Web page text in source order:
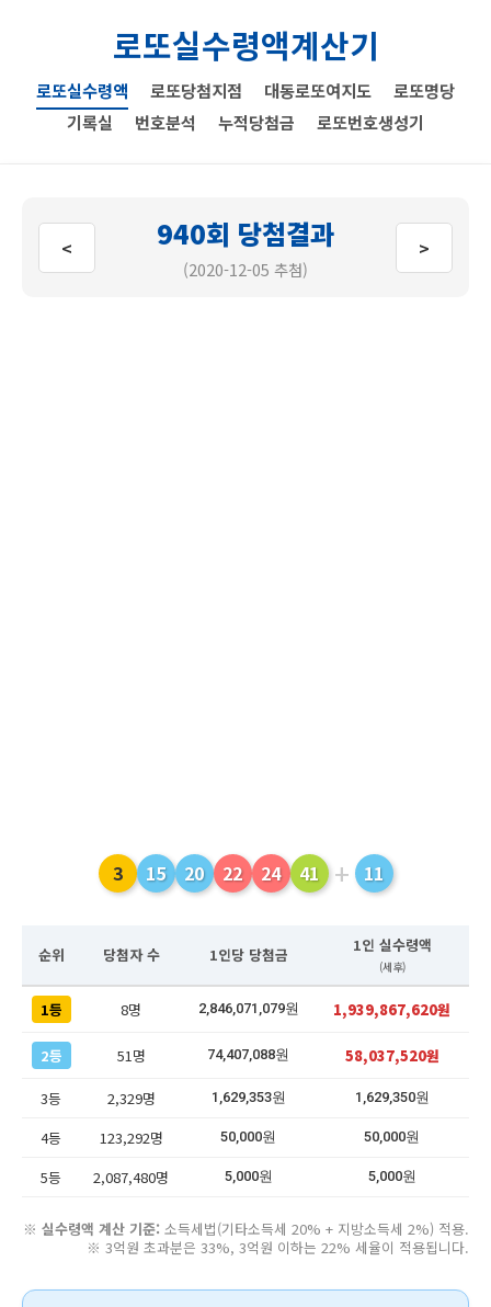
로또실수령액계산기
로또실수령액 로또당첨지점 대동로또여지도
로또명당
기록실
번호분석 누적당첨금 로또번호생성기
< 940회 당첨결과
(2020-12-05 추첨)
>
3 15 20 22 24 41 + 11
순위 당첨자 수 1인당 당첨금 1인 실수령액
(세후)
1등 8명 2,846,071,079원 1,939,867,620원
2등 51명 74,407,088원 58,037,520원
3등 2,329명 1,629,353원 1,629,350원
4등 123,292명 50,000원 50,000원
5등 2,087,480명 5,000원 5,000원
※ 실수령액 계산 기준: 소득세법(기타소득세 20% + 지방소득세 2%) 적용.
※ 3억원 초과분은 33%, 3억원 이하는 22% 세율이 적용됩니다.